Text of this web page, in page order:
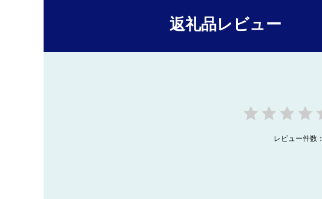
返礼品レビュー
レビュー件数：